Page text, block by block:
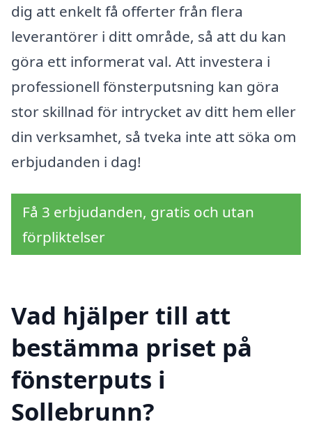
dig att enkelt få offerter från flera
leverantörer i ditt område, så att du kan
göra ett informerat val. Att investera i
professionell fönsterputsning kan göra
stor skillnad för intrycket av ditt hem eller
din verksamhet, så tveka inte att söka om
erbjudanden i dag!
Få 3 erbjudanden, gratis och utan
förpliktelser
Vad hjälper till att
bestämma priset på
fönsterputs i
Sollebrunn?